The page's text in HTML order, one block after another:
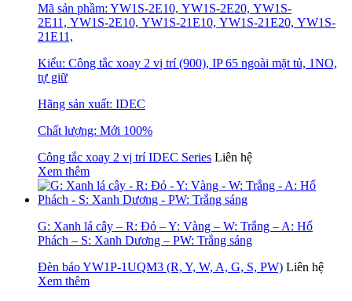
Mã sản phầm: YW1S-2E10, YW1S-2E20, YW1S-
2E11, YW1S-2E10, YW1S-21E10, YW1S-21E20, YW1S-
21E11,
Kiểu: Công tắc xoay 2 vị trí (900), IP 65 ngoài mặt tủ, 1NO,
tự giữ
Hãng sản xuất: IDEC
Chất lượng: Mới 100%
Công tắc xoay 2 vị trí IDEC Series Liên hệ
Xem thêm
G: Xanh lá cây – R: Đỏ – Y: Vàng – W: Trắng – A: Hổ
Phách – S: Xanh Dương – PW: Trắng sáng
Đèn báo YW1P-1UQM3 (R, Y, W, A, G, S, PW) Liên hệ
Xem thêm